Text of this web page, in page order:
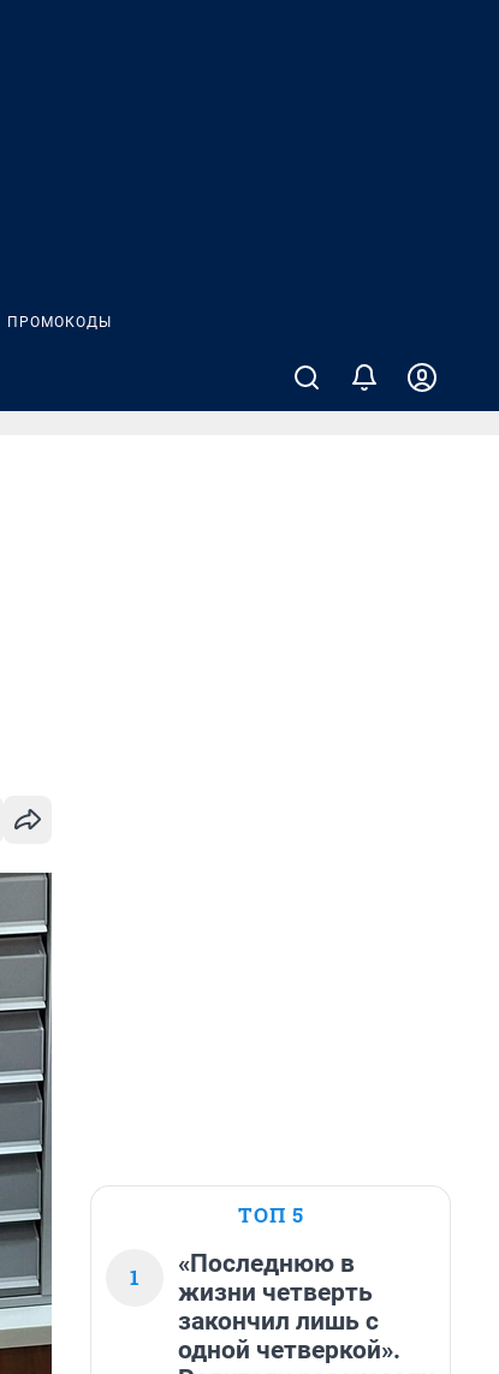
ПРОМОКОДЫ
ТОП 5
1
«Последнюю в
жизни четверть
закончил лишь с
одной четверкой».